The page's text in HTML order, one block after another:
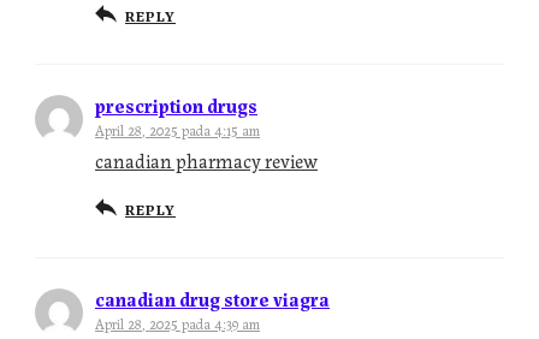
REPLY
prescription drugs
April 28, 2025 pada 4:15 am
canadian pharmacy review
REPLY
canadian drug store viagra
April 28, 2025 pada 4:39 am